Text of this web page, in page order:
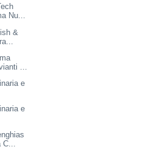
Nu...
&
...
e
e